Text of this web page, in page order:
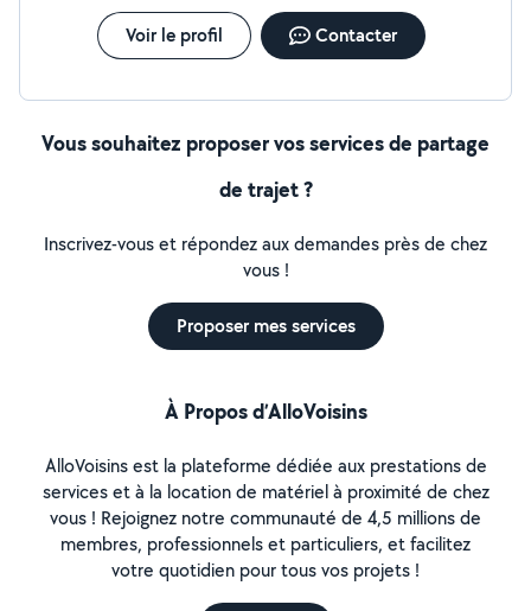
Voir le profil Contacter
Vous souhaitez proposer vos services de partage
de trajet ?
Inscrivez-vous et répondez aux demandes près de chez
vous !
Proposer mes services
À Propos d’AlloVoisins
AlloVoisins est la plateforme dédiée aux prestations de
services et à la location de matériel à proximité de chez
vous ! Rejoignez notre communauté de 4,5 millions de
membres, professionnels et particuliers, et facilitez
votre quotidien pour tous vos projets !